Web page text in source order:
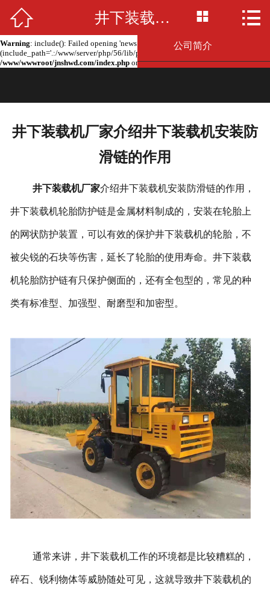
Warning: include(news.php): failed to open stream: No such file or directory in
/www/wwwroot/jnshwd.com/index.phpon line 2
Warning: include(): Failed opening 'news.php' for inclusion
(include_path='.:/www/server/php/56/lib/php') in
/www/wwwroot/jnshwd.com/index.php on line2
网站首页
公司简介
留言板
 井下装载机厂家介绍井下装载机安装防滑链的作用  
井下装载机厂家介绍井下装载机安装防
滑链的作用
井下装载机厂家介绍井下装载机安装防滑链的作用，
井下装载机轮胎防护链是金属材料制成的，安装在轮胎上
的网状防护装置，可以有效的保护井下装载机的轮胎，不
被尖锐的石块等伤害，延长了轮胎的使用寿命。井下装载
机轮胎防护链有只保护侧面的，还有全包型的，常见的种
类有标准型、加强型、耐磨型和加密型。
通常来讲，井下装载机工作的环境都是比较糟糕的，
碎石、锐利物体等威胁随处可见，这就导致井下装载机的